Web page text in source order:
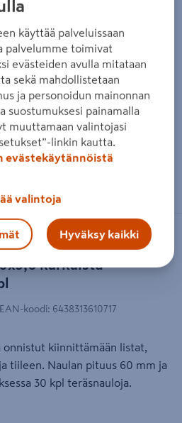
karkaistu
EAN-koodi: 6438313610717
onnistut kiinnittämään listat,
tiileen. Naulan pituus 60 mm ja
30 kpl teräsnauloja.
käyttää palveluissaan
palvelumme toimivat
evästeiden avulla mitataan
sekä mahdollistetaan
ja personoidun mainonnan
suostumuksesi painamalla
muuttamaan valintojasi
linkin kautta.
evästekäytännöistä
valintoja
Hyväksy kaikki